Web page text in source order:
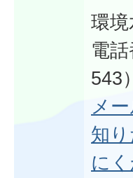
環
電
543）
メ
知
に